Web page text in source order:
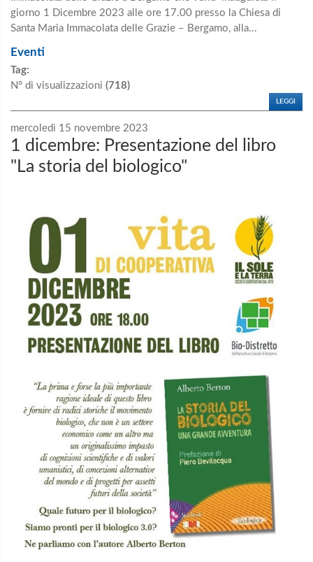
giorno 1 Dicembre 2023 alle ore 17.00 presso la Chiesa di
Santa Maria Immacolata delle Grazie – Bergamo, alla...
Eventi
Tag:
N° di visualizzazioni (718)
LEGGI
mercoledì 15 novembre 2023
1 dicembre: Presentazione del libro
"La storia del biologico"